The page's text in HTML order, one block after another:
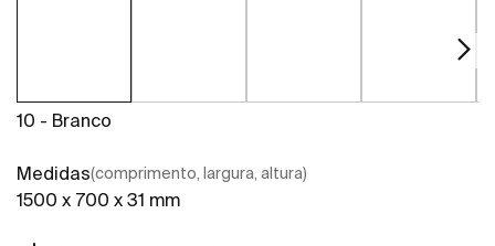
10 - Branco
Medidas(comprimento, largura, altura)
1500 x 700 x 31 mm